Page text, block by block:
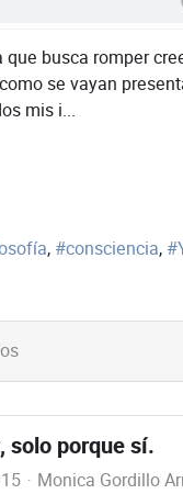
busca romper
se vayan
mis i...
consciencia
solo porque sí.
Monica Gordillo